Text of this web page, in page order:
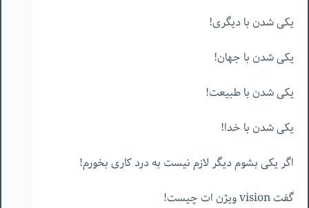
یکی شدن با دیگری!
یکی شدن با جهان!
یکی شدن با طبیعت!
یکی شدن با خدا!
اگر یکی بشوم دیگر لازم نیست به درد کاری بخورم!
گفت vision ویژن ات چیست!